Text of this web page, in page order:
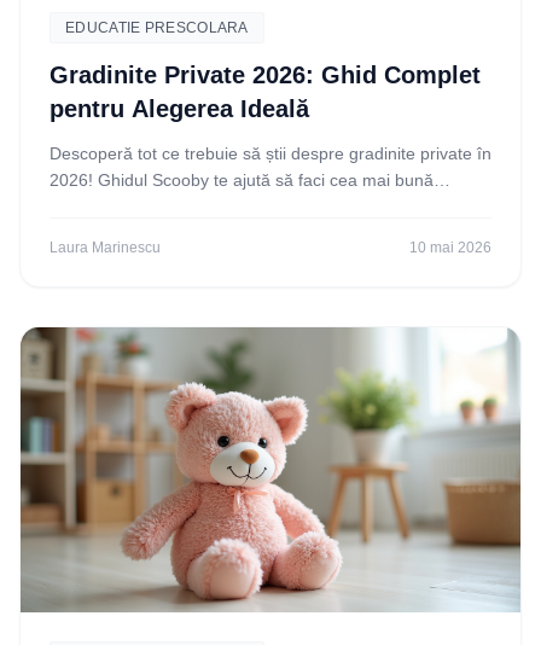
EDUCATIE PRESCOLARA
Gradinite Private 2026: Ghid Complet
pentru Alegerea Ideală
Descoperă tot ce trebuie să știi despre gradinite private în
2026! Ghidul Scooby te ajută să faci cea mai bună
Laura Marinescu 10 mai 2026